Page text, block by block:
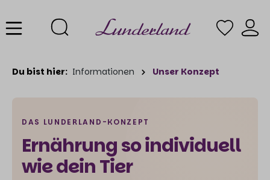
Du bist hier: Informationen Unser Konzept
DAS LUNDERLAND-KONZEPT
Ernährung so individuell
wie dein Tier